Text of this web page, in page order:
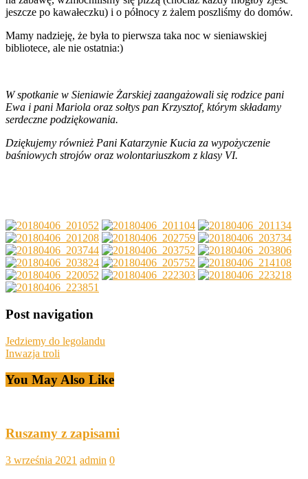
jeszcze po kawałeczku) i o północy z żalem poszliśmy do domów.
Mamy nadzieję, że była to pierwsza taka noc w sieniawskiej
bibliotece, ale nie ostatnia:)
W spotkanie w Sieniawie Żarskiej zaangażowali się rodzice pani
Ewa i pani Mariola oraz sołtys pan Krzysztof, którym składamy
serdeczne podziękowania.
Dziękujemy również Pani Katarzynie Kucia za wypożyczenie
baśniowych strojów oraz wolontariuszkom z klasy VI.
Post navigation
Jedziemy do legolandu
Inwazja troli
You May Also Like
Ruszamy z zapisami
3 września 2021 admin 0